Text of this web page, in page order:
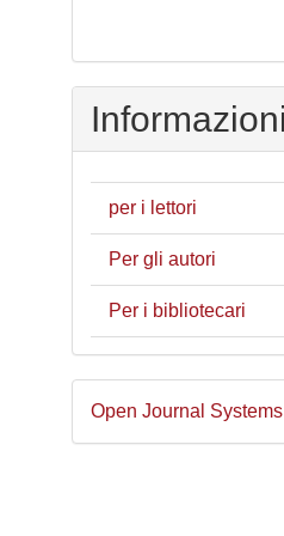
Informazioni
per i lettori
Per gli autori
Per i bibliotecari
Sviluppato
a
Open Journal Systems